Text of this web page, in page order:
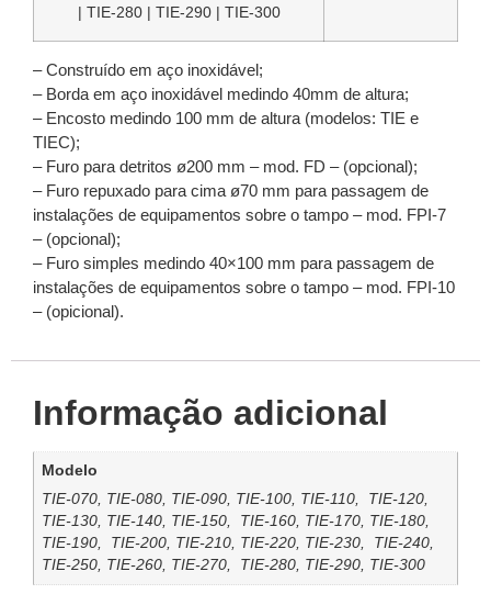
| TIE-280 | TIE-290 | TIE-300
– Construído em aço inoxidável;
– Borda em aço inoxidável medindo 40mm de altura;
– Encosto medindo 100 mm de altura (modelos: TIE e
TIEC);
– Furo para detritos ø200 mm – mod. FD – (opcional);
– Furo repuxado para cima ø70 mm para passagem de
instalações de equipamentos sobre o tampo – mod. FPI-7
– (opcional);
– Furo simples medindo 40×100 mm para passagem de
instalações de equipamentos sobre o tampo – mod. FPI-10
– (opicional).
Informação adicional
Modelo
TIE-070, TIE-080, TIE-090, TIE-100, TIE-110, TIE-120,
TIE-130, TIE-140, TIE-150, TIE-160, TIE-170, TIE-180,
TIE-190, TIE-200, TIE-210, TIE-220, TIE-230, TIE-240,
TIE-250, TIE-260, TIE-270, TIE-280, TIE-290, TIE-300